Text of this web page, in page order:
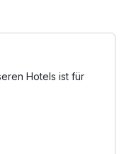
– im Sporthotel
Für die sportlich
Angebot an
erleben Sie die
Hotels ist für